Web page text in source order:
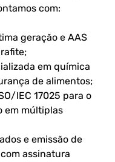
com:
geração e AAS
em química
de alimentos;
IEC 17025 para o
em múltiplas
e emissão de
assinatura